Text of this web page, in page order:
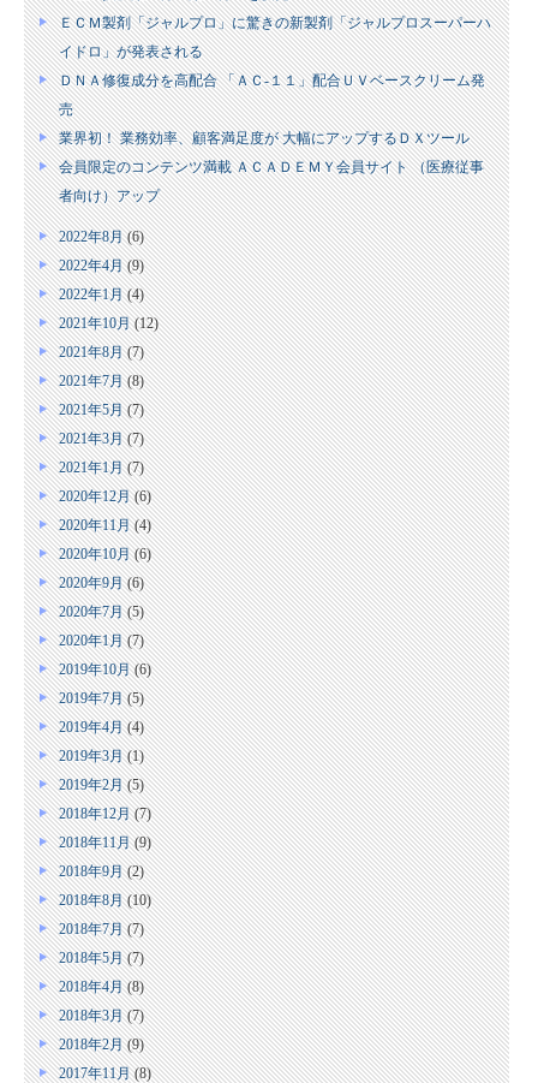
ＥＣＭ製剤「ジャルプロ」に驚きの新製剤「ジャルプロスーパーハ
イドロ」が発表される
ＤＮＡ修復成分を高配合 「ＡＣ‐１１」配合ＵＶベースクリーム発
売
業界初！ 業務効率、顧客満足度が 大幅にアップするＤＸツール
会員限定のコンテンツ満載 ＡＣＡＤＥＭＹ会員サイト （医療従事
者向け）アップ
2022年8月(6)
2022年4月(9)
2022年1月(4)
2021年10月(12)
2021年8月(7)
2021年7月(8)
2021年5月(7)
2021年3月(7)
2021年1月(7)
2020年12月(6)
2020年11月(4)
2020年10月(6)
2020年9月(6)
2020年7月(5)
2020年1月(7)
2019年10月(6)
2019年7月(5)
2019年4月(4)
2019年3月(1)
2019年2月(5)
2018年12月(7)
2018年11月(9)
2018年9月(2)
2018年8月(10)
2018年7月(7)
2018年5月(7)
2018年4月(8)
2018年3月(7)
2018年2月(9)
2017年11月(8)